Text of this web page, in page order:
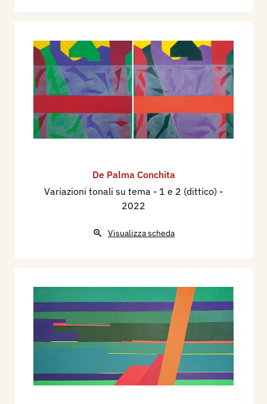
De Palma Conchita
Variazioni tonali su tema - 1 e 2 (dittico) -
2022
Visualizza scheda